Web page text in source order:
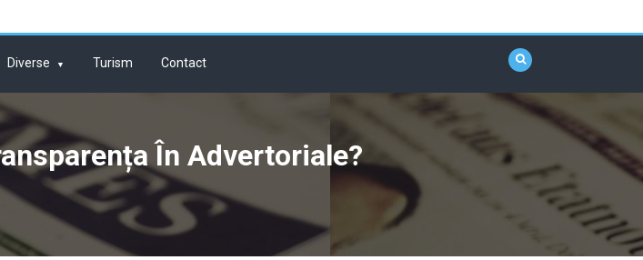
Diverse Turism Contact
În Advertoriale?